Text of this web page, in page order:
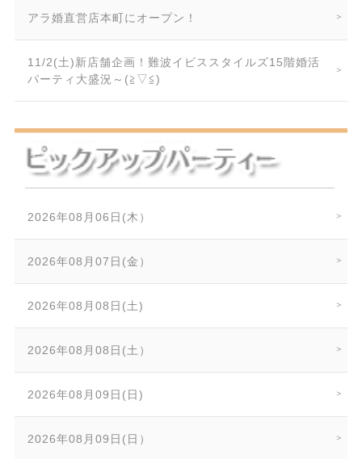
アラ婚直営店本町にオープン！
11/2(土)新店舗企画！難波イビススタイルズ15階婚活
パーティ大盛況～(≧▽≦)
2026年08月06日(木）
2026年08月07日(金）
2026年08月08日(土)
2026年08月08日(土）
2026年08月09日(日)
2026年08月09日(日）